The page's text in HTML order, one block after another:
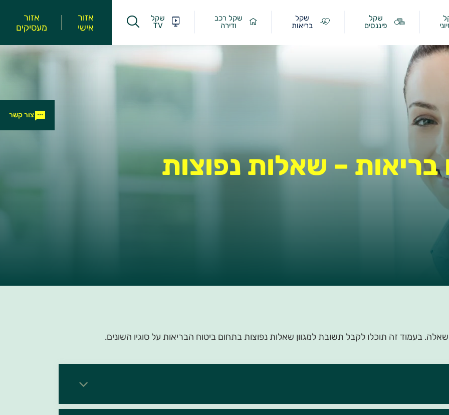
שקל
פיננסים
שקל
בריאות
שקל רכב
ודירה
שקל
TV
אזור
אישי
אזור
מעסיקים
בריאות – שאלות נפוצות
בעמוד זה תוכלו לקבל תשובת למגוון שאלות נפוצות בתחום ביטוח הבריאות על סוגיו השונים.
צור קשר